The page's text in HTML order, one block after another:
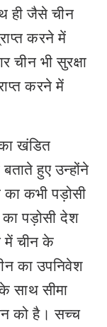
ही जैसे चीन
करने में
चीन भी सुरक्षा
करने में
खंडित
बताते हुए उन्होंने
कभी पड़ोसी
का पड़ोसी देश
में चीन के
का उपनिवेश
साथ सीमा
को है। सच्च